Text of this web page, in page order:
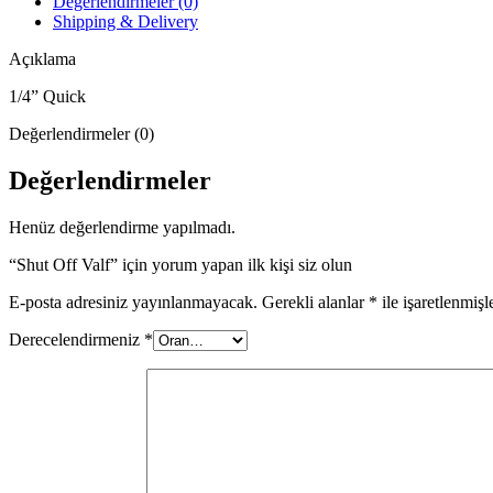
Shipping & Delivery
Açıklama
1/4” Quick
Değerlendirmeler (0)
Değerlendirmeler
Henüz değerlendirme yapılmadı.
“Shut Off Valf” için yorum yapan ilk kişi siz olun
E-posta adresiniz yayınlanmayacak. Gerekli alanlar * ile
Derecelendirmeniz *